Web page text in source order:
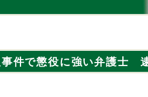
件で懲役に強い弁護士